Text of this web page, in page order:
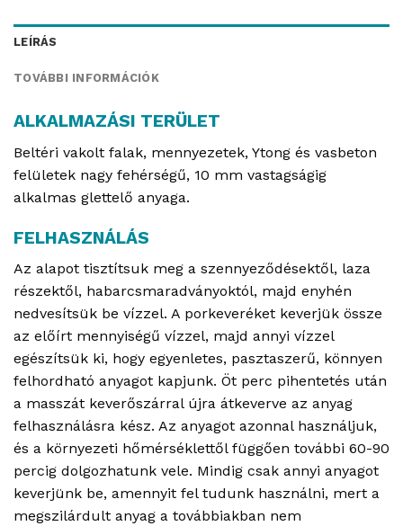
LEÍRÁS
TOVÁBBI INFORMÁCIÓK
ALKALMAZÁSI TERÜLET
Beltéri vakolt falak, mennyezetek, Ytong és vasbeton
felületek nagy fehérségű, 10 mm vastagságig
alkalmas glettelő anyaga.
FELHASZNÁLÁS
Az alapot tisztítsuk meg a szennyeződésektől, laza
részektől, habarcsmaradványoktól, majd enyhén
nedvesítsük be vízzel. A porkeveréket keverjük össze
az előírt mennyiségű vízzel, majd annyi vízzel
egészítsük ki, hogy egyenletes, pasztaszerű, könnyen
felhordható anyagot kapjunk. Öt perc pihentetés után
a masszát keverőszárral újra átkeverve az anyag
felhasználásra kész. Az anyagot azonnal használjuk,
és a környezeti hőmérséklettől függően további 60-90
percig dolgozhatunk vele. Mindig csak annyi anyagot
keverjünk be, amennyit fel tudunk használni, mert a
megszilárdult anyag a továbbiakban nem